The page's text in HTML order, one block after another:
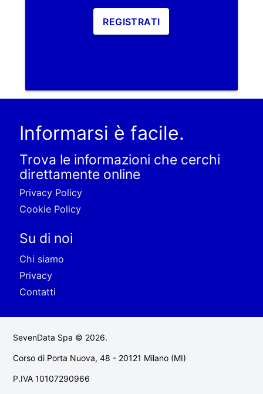
REGISTRATI
Informarsi è facile.
Trova le informazioni che cerchi
direttamente online
Privacy Policy
Cookie Policy
Su di noi
Chi siamo
Privacy
Contatti
SevenData Spa © 2026.
Corso di Porta Nuova, 48 - 20121 Milano (MI)
P.IVA 10107290966